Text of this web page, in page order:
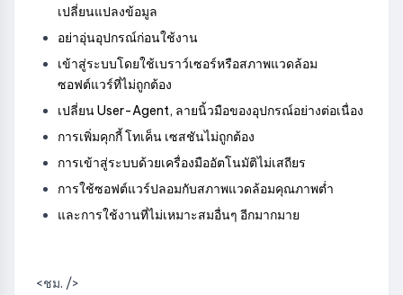
เปลี่ยนแปลงข้อมูล
อย่าอุ่นอุปกรณ์ก่อนใช้งาน
เข้าสู่ระบบโดยใช้เบราว์เซอร์หรือสภาพแวดล้อม
ซอฟต์แวร์ที่ไม่ถูกต้อง
เปลี่ยน User-Agent, ลายนิ้วมือของอุปกรณ์อย่างต่อเนื่อง
การเพิ่มคุกกี้ โทเค็น เซสชันไม่ถูกต้อง
การเข้าสู่ระบบด้วยเครื่องมืออัตโนมัติไม่เสถียร
การใช้ซอฟต์แวร์ปลอมกับสภาพแวดล้อมคุณภาพต่ำ
และการใช้งานที่ไม่เหมาะสมอื่นๆ อีกมากมาย
<ชม. />